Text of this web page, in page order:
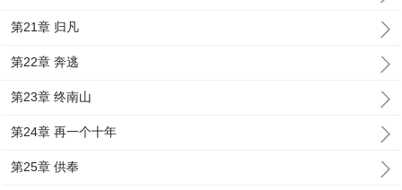
第21章 归凡
第22章 奔逃
第23章 终南山
第24章 再一个十年
第25章 供奉